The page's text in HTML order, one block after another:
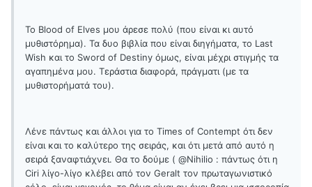
Το Blood of Elves μου άρεσε πολύ (που είναι κι αυτό
μυθιστόρημα). Τα δυο βιβλία που είναι διηγήματα, το Last
Wish και το Sword of Destiny όμως, είναι μέχρι στιγμής τα
αγαπημένα μου. Τεράστια διαφορά, πράγματι (με τα
μυθιστορήματά του).
Λένε πάντως και άλλοι για το Times of Contempt ότι δεν
είναι και το καλύτερο της σειράς, και ότι μετά από αυτό η
σειρά ξαναφτιάχνει. Θα το δούμε ( @Nihilio : πάντως ότι η
Ciri λίγο-λίγο κλέβει από τον Geralt τον πρωταγωνιστικό